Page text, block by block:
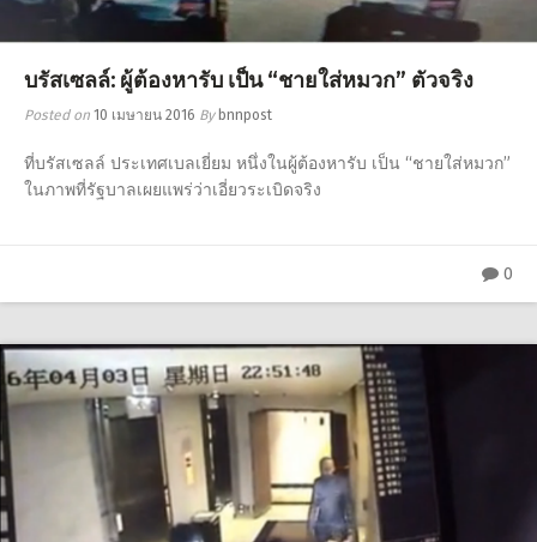
บรัสเซลล์: ผู้ต้องหารับ เป็น “ชายใส่หมวก” ตัวจริง
Posted on 10 เมษายน 2016 By bnnpost
ที่บรัสเซลล์ ประเทศเบลเยี่ยม หนึ่งในผู้ต้องหารับ เป็น “ชายใส่หมวก”
ในภาพที่รัฐบาลเผยแพร่ว่าเอี่ยวระเบิดจริง
0